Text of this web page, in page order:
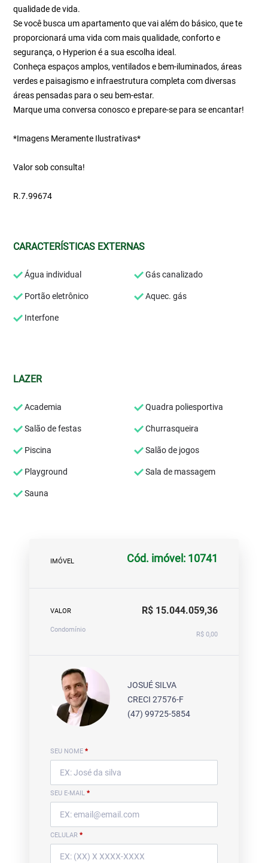
qualidade de vida.
Se você busca um apartamento que vai além do básico, que te
proporcionará uma vida com mais qualidade, conforto e
segurança, o Hyperion é a sua escolha ideal.
Conheça espaços amplos, ventilados e bem-iluminados, áreas
verdes e paisagismo e infraestrutura completa com diversas
áreas pensadas para o seu bem-estar.
Marque uma conversa conosco e prepare-se para se encantar!
*Imagens Meramente Ilustrativas*
Valor sob consulta!
R.7.99674
CARACTERÍSTICAS EXTERNAS
Água individual Gás canalizado
Portão eletrônico Aquec. gás
Interfone
LAZER
Academia Quadra poliesportiva
Salão de festas Churrasqueira
Piscina Salão de jogos
Playground Sala de massagem
Sauna
IMÓVEL Cód. imóvel: 10741
VALOR R$ 15.044.059,36
Condomínio
R$ 0,00
JOSUÉ SILVA
CRECI 27576-F
(47) 99725-5854
SEU NOME *
SEU E-MAIL *
CELULAR *